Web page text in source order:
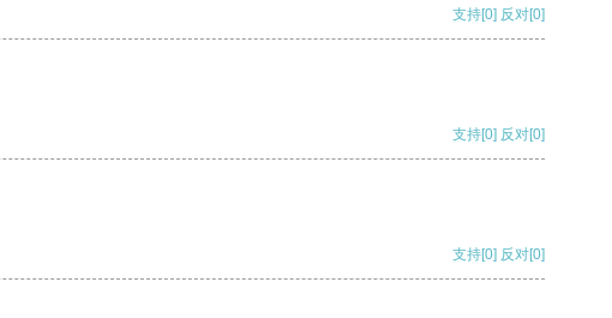
支持[0] 反对[0]
支持[0] 反对[0]
支持[0] 反对[0]